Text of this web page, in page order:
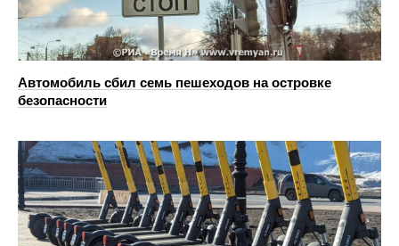
Автомобиль сбил семь пешеходов на островке
безопасности